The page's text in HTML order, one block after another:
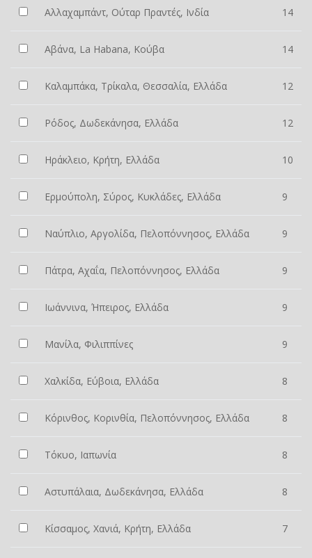
Αλλαχαμπάντ, Ούταρ Πραντές, Ινδία 14
Αβάνα, La Habana, Κούβα 14
Καλαμπάκα, Τρίκαλα, Θεσσαλία, Ελλάδα 12
Ρόδος, Δωδεκάνησα, Ελλάδα 12
Ηράκλειο, Κρήτη, Ελλάδα 10
Ερμούπολη, Σύρος, Κυκλάδες, Ελλάδα 9
Ναύπλιο, Αργολίδα, Πελοπόννησος, Ελλάδα 9
Πάτρα, Αχαΐα, Πελοπόννησος, Ελλάδα 9
Ιωάννινα, Ήπειρος, Ελλάδα 9
Μανίλα, Φιλιππίνες 9
Χαλκίδα, Εύβοια, Ελλάδα 8
Κόρινθος, Κορινθία, Πελοπόννησος, Ελλάδα 8
Τόκυο, Ιαπωνία 8
Αστυπάλαια, Δωδεκάνησα, Ελλάδα 8
Κίσσαμος, Χανιά, Κρήτη, Ελλάδα 7